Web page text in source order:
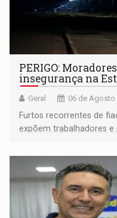
PERIGO:
insegurança na
Geral 06 de Agosto
Furtos recorrentes de
expõem trabalhadores